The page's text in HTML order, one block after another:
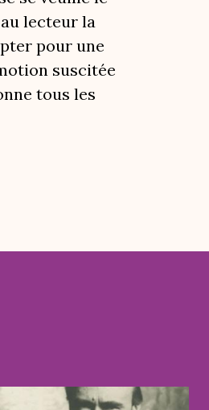
lecteur la
pour une
suscitée
tous les